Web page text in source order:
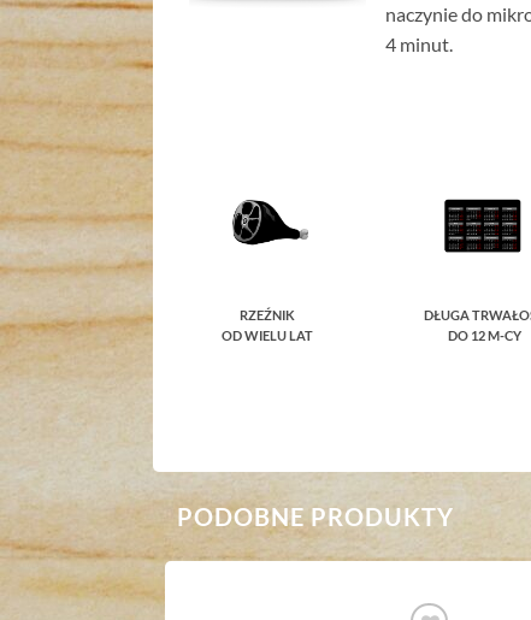
naczynie do
4 minut.
RZEŹNIK
OD WIELU LAT
DŁUGA
DO 12 M-CY
PODOBNE PRODUKTY